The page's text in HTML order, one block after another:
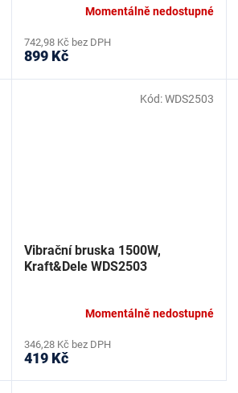
Momentálně nedostupné
742,98 Kč bez DPH
899 Kč
Vibrační bruska 1500W,
Kraft&Dele WDS2503
Momentálně nedostupné
346,28 Kč bez DPH
419 Kč
Kód:WDS2503